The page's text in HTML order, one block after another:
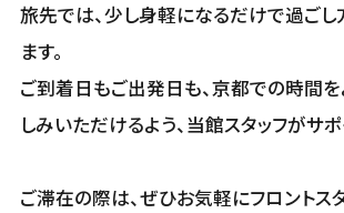
旅先では、少し身軽になるだけで過ごし
ます。
ご到着日もご出発日も、京都での時間
しみいただけるよう、当館スタッフがサポ
ご滞在の際は、ぜひお気軽にフロントス